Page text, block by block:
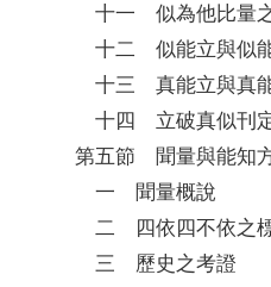
似為他比量之
似能立與似能
真能立與真能
立破真似刊
節 聞量與能知方
聞量概說
四依四不依之標
歷史之考證